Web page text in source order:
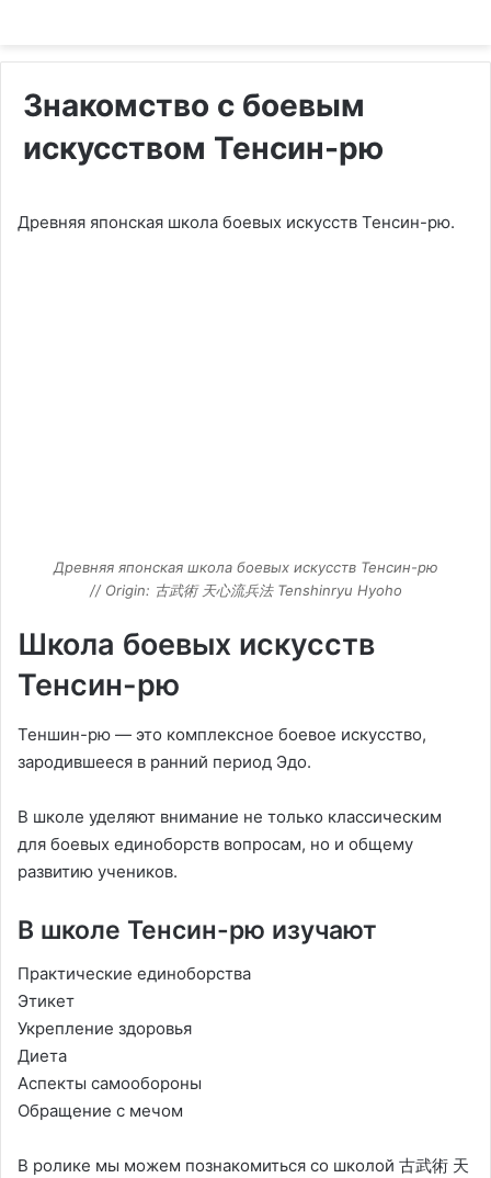
Знакомство с боевым
искусством Тенсин-рю
Древняя японская школа боевых искусств Тенсин-рю.
Древняя японская школа боевых искусств Тенсин-рю
// Origin: 古武術 天心流兵法 Tenshinryu Hyoho
Школа боевых искусств
Тенсин-рю
Теншин-рю — это комплексное боевое искусство,
зародившееся в ранний период Эдо.
В школе уделяют внимание не только классическим
для боевых единоборств вопросам, но и общему
развитию учеников.
В школе Тенсин-рю изучают
Практические единоборства
Этикет
Укрепление здоровья
Диета
Аспекты самообороны
Обращение с мечом
В ролике мы можем познакомиться со школой 古武術 天